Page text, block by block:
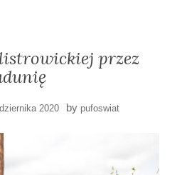
przez
2020 by pufoswiat